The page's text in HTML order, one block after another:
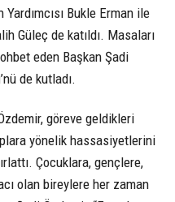
Bukle Erman ile
Güleç de katıldı. Masaları
eden Başkan Şadi
de kutladı.
göreve geldikleri
yönelik hassasiyetlerini
Çocuklara, gençlere,
olan bireylere her zaman